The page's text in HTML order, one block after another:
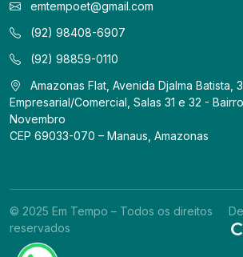
emtempoet@gmail.com
(92) 98408-6907
(92) 98859-0110
Amazonas Flat, Avenida Djalma Batista,
Empresarial/Comercial, Salas 31 e 32 -
Novembro
CEP 69033-070 – Manaus, Amazonas
© 2025 Em Tempo – Todos os direitos
reservados